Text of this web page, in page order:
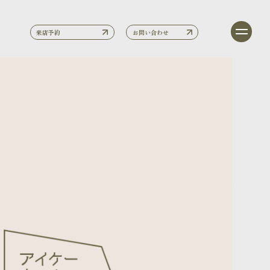
来店予約 お問い合わせ